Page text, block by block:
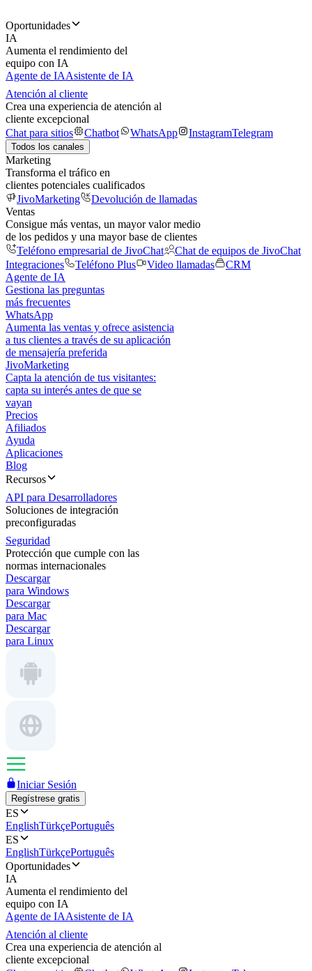
Oportunidades
IA
Aumenta el rendimiento del
equipo con IA
Agente de IAAsistente de IA
Atención al cliente
Crea una experiencia de atención al
cliente excepcional
Chat para sitios
Chatbot WhatsApp InstagramTelegram
Todos los canales
Marketing
Transforma el tráfico en
clientes potenciales cualificados
JivoMarketing
Devolución de llamadas
Ventas
Consigue más ventas, un mayor valor medio
de los pedidos y una mayor base de clientes
Teléfono empresarial de JivoChat
Chat de equipos de JivoChat
Integraciones
Teléfono Plus Video llamadas
CRM
Agente de IA
Gestiona las preguntas
más frecuentes
WhatsApp
Aumenta las ventas y ofrece asistencia
a tus clientes a través de su aplicación
de mensajería preferida
JivoMarketing
Capta la atención de tus visitantes:
capta su interés antes de que se
vayan
Precios
Afiliados
Ayuda
Aplicaciones
Blog
Recursos
API para Desarrolladores
Soluciones de integración
preconfiguradas
Seguridad
Protección que cumple con las
normas internacionales
Descargar
para Windows
Descargar
para Mac
Descargar
para Linux
Iniciar Sesión
Regístrese gratis
ES
EnglishTürkçePortuguês
ES
EnglishTürkçePortuguês
Oportunidades
IA
Aumenta el rendimiento del
equipo con IA
Agente de IAAsistente de IA
Atención al cliente
Crea una experiencia de atención al
cliente excepcional